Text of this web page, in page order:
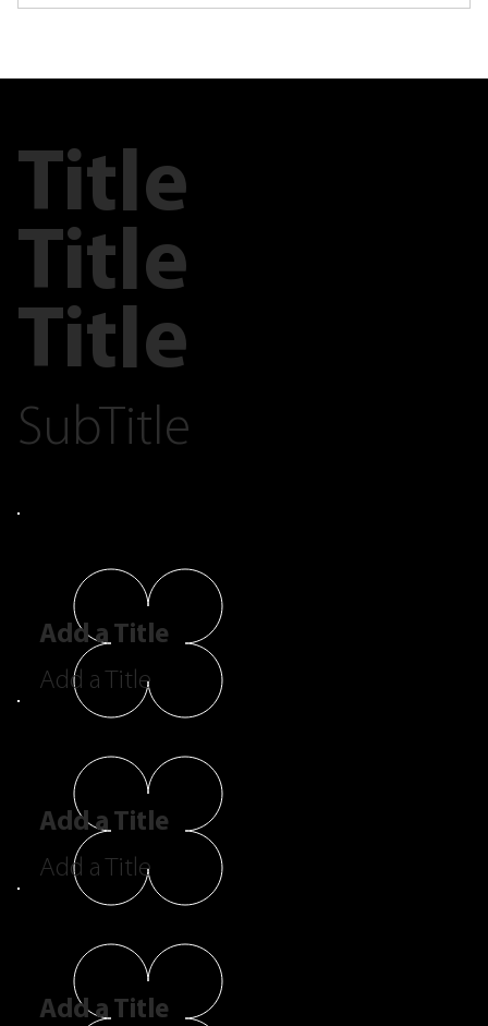
Title
Title
Title
SubTitle
Add a Title
Add a Title
Add a Title
Add a Title
Add a Title